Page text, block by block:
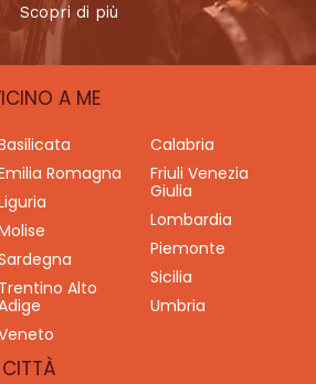
Scopri di più
A ME
Calabria
Romagna
Friuli Venezia
Giulia
Lombardia
Piemonte
Sicilia
Trentino Alto
Umbria
CITTÀ